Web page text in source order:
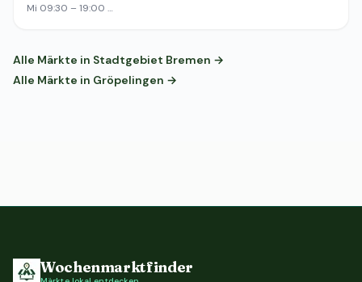
Mi 09:30 – 19:00 …
Alle Märkte in Stadtgebiet Bremen →
Alle Märkte in Gröpelingen →
Wochenmarktfinder